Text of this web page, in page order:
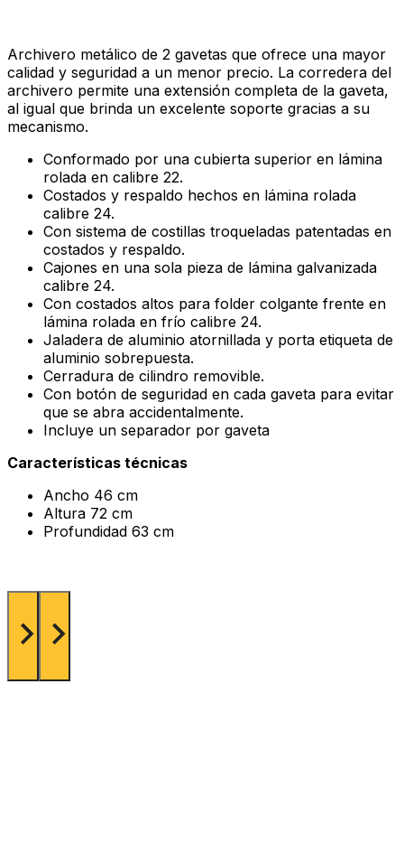
Archivero metálico de 2 gavetas que ofrece una mayor
calidad y seguridad a un menor precio. La corredera del
archivero permite una extensión completa de la gaveta,
al igual que brinda un excelente soporte gracias a su
mecanismo.
Conformado por una cubierta superior en lámina
rolada en calibre 22.
Costados y respaldo hechos en lámina rolada
calibre 24.
Con sistema de costillas troqueladas patentadas en
costados y respaldo.
Cajones en una sola pieza de lámina galvanizada
calibre 24.
Con costados altos para folder colgante frente en
lámina rolada en frío calibre 24.
Jaladera de aluminio atornillada y porta etiqueta de
aluminio sobrepuesta.
Cerradura de cilindro removible.
Con botón de seguridad en cada gaveta para evitar
que se abra accidentalmente.
Incluye un separador por gaveta
Características técnicas
Ancho 46 cm
Altura 72 cm
Profundidad 63 cm